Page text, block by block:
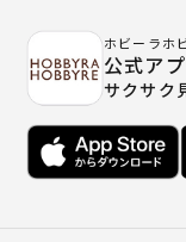
ホビーラホ
公式ア
サクサク